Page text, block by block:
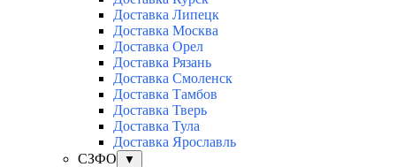
Доставка Липецк
Доставка Москва
Доставка Орел
Доставка Рязань
Доставка Смоленск
Доставка Тамбов
Доставка Тверь
Доставка Тула
Доставка Ярославль
СЗФО
▼